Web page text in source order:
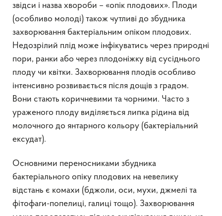
звідси і назва хвороби – «опік плодових». Плоди
(особливо молоді) також чутливі до збудника
захворювання бактеріальним опіком плодових.
Недозрілий плід може інфікуватись через природні
пори, ранки або через плодоніжку від сусіднього
плоду чи квітки. Захворювання плодів особливо
інтенсивно розвивається після дощів з градом.
Вони стають коричневими та чорними. Часто з
ураженого плоду виділяється липка рідина від
молочного до янтарного кольору (бактеріальний
ексудат).
Основними переносниками збудника
бактеріального опіку плодових на невелику
відстань є комахи (бджоли, оси, мухи, джмелі та
фітофаги-попелиці, галиці тощо). Захворювання